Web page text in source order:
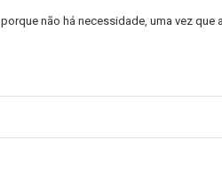
não há necessidade, uma vez